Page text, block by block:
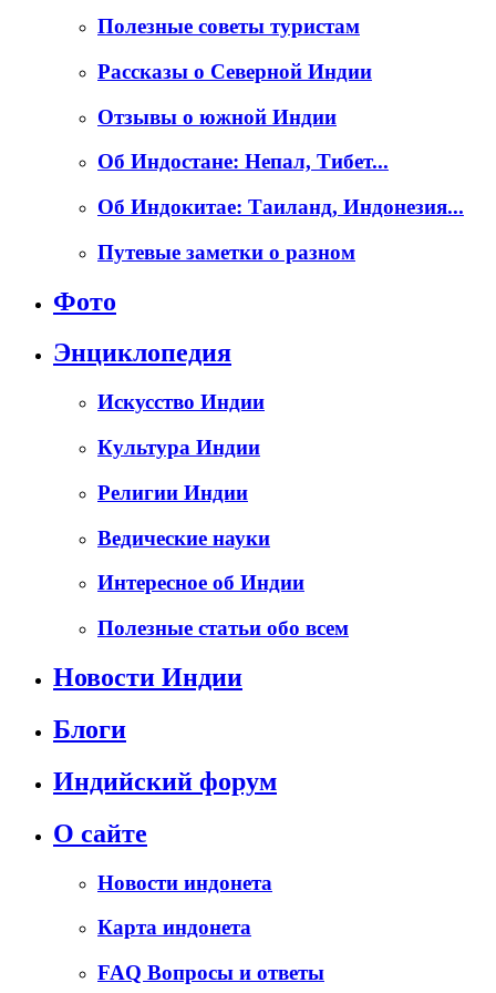
Полезные советы туристам
Рассказы о Северной Индии
Отзывы о южной Индии
Об Индостане: Непал, Тибет...
Об Индокитае: Таиланд, Индонезия...
Путевые заметки о разном
Фото
Энциклопедия
Искусство Индии
Культура Индии
Религии Индии
Ведические науки
Интересное об Индии
Полезные статьи обо всем
Новости Индии
Блоги
Индийский форум
О сайте
Новости индонета
Карта индонета
FAQ Вопросы и ответы